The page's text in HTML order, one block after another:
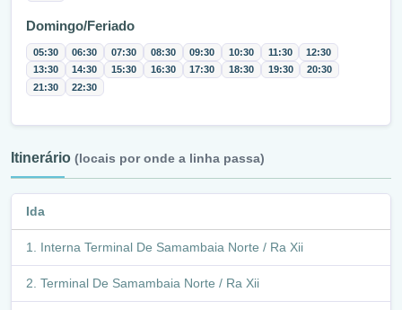
Domingo/Feriado
05:30 06:30 07:30 08:30 09:30 10:30 11:30
12:30
13:30
14:30 15:30 16:30 17:30 18:30 19:30
20:30
21:30
22:30
Itinerário (locais por onde a linha passa)
Ida
Interna Terminal De Samambaia Norte / Ra Xii
Terminal De Samambaia Norte / Ra Xii